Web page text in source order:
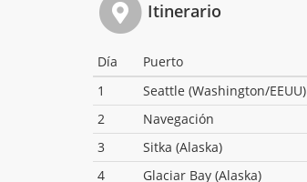
Itinerario
Día Puerto
1
Seattle (Washington/EEUU)
2
Navegación
3
Sitka (Alaska)
4
Glaciar Bay (Alaska)